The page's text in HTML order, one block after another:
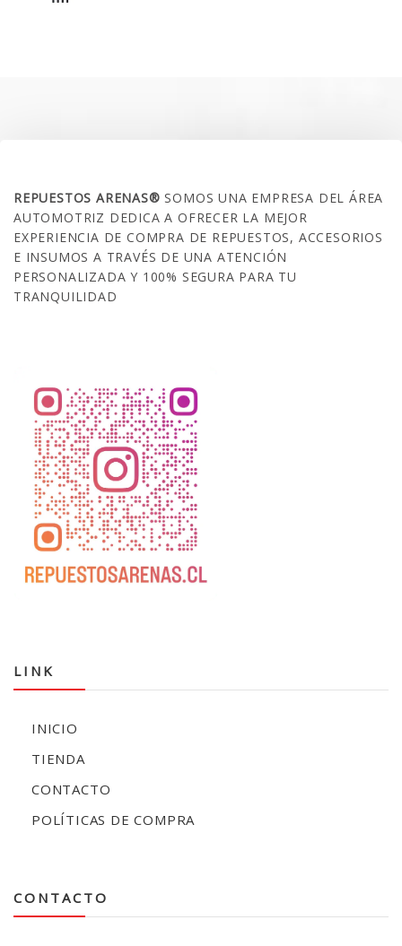
REPUESTOS ARENAS®SOMOS UNA EMPRESA DEL ÁREA
AUTOMOTRIZ DEDICA A OFRECER LA MEJOR
EXPERIENCIA DE COMPRA DE REPUESTOS, ACCESORIOS
E INSUMOS A TRAVÉS DE UNA ATENCIÓN
PERSONALIZADA Y 100% SEGURA PARA TU
TRANQUILIDAD
LINK
INICIO
TIENDA
CONTACTO
POLÍTICAS DE COMPRA
CONTACTO